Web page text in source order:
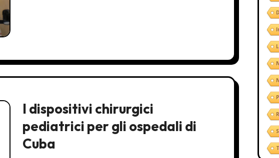
I dispositivi chirurgici
pediatrici per gli ospedali di
Cuba